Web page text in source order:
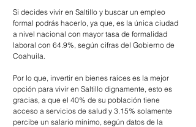
Si decides vivir en Saltillo y buscar un empleo
formal podrás hacerlo, ya que, es la única ciudad
a nivel nacional con mayor tasa de formalidad
laboral con 64.9%, según cifras del Gobierno de
Coahuila.
Por lo que, invertir en bienes raíces es la mejor
opción para vivir en Saltillo dignamente, esto es
gracias, a que el 40% de su población tiene
acceso a servicios de salud y 3.15% solamente
percibe un salario mínimo, según datos de la